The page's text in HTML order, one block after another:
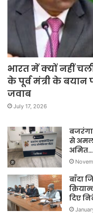
भारत में क्यों नहीं
के पूर्व मंत्री के बयान
जवाब
July 17, 2026
से
अमित…
बाँदा
दिए